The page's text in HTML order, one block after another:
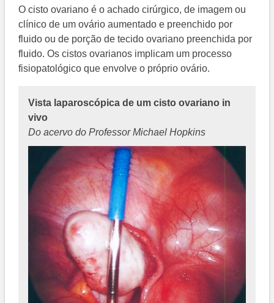
O cisto ovariano é o achado cirúrgico, de imagem ou
clínico de um ovário aumentado e preenchido por
fluido ou de porção de tecido ovariano preenchida por
fluido. Os cistos ovarianos implicam um processo
fisiopatológico que envolve o próprio ovário.
Vista laparoscópica de um cisto ovariano in
vivo
Do acervo do Professor Michael Hopkins